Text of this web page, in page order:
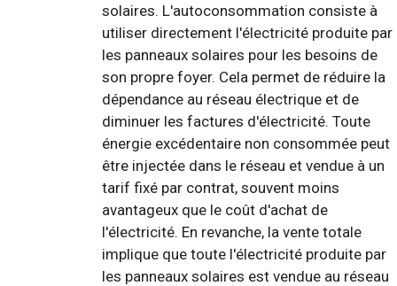
solaires. L'autoconsommation consiste à
utiliser directement l'électricité produite par
les panneaux solaires pour les besoins de
son propre foyer. Cela permet de réduire la
dépendance au réseau électrique et de
diminuer les factures d'électricité. Toute
énergie excédentaire non consommée peut
être injectée dans le réseau et vendue à un
tarif fixé par contrat, souvent moins
avantageux que le coût d'achat de
l'électricité. En revanche, la vente totale
implique que toute l'électricité produite par
les panneaux solaires est vendue au réseau